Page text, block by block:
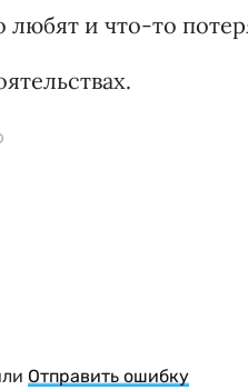
любят и что-то
Отправить ошибку